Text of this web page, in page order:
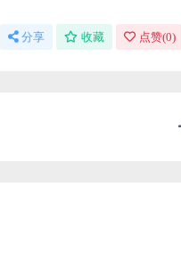
分享 收藏 点赞(0)